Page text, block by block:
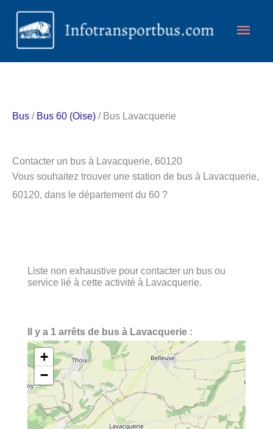
Aller
contenu
Bus / Bus 60 (Oise) / Bus Lavacquerie
Contacter un bus à Lavacquerie, 60120
Vous souhaitez trouver une station de bus à Lavacquerie,
60120, dans le département du 60 ?
Liste non exhaustive pour contacter un bus ou
service lié à cette activité à Lavacquerie.
Il y a 1 arrêts de bus à Lavacquerie :
+
−